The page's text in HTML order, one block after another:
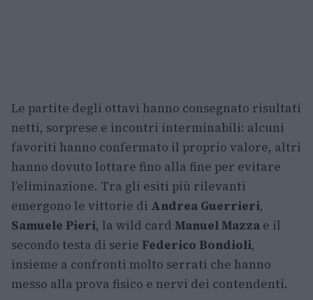
Le partite degli ottavi hanno consegnato risultati
netti, sorprese e incontri interminabili: alcuni
favoriti hanno confermato il proprio valore, altri
hanno dovuto lottare fino alla fine per evitare
l’eliminazione. Tra gli esiti più rilevanti
emergono le vittorie di Andrea Guerrieri,
Samuele Pieri, la wild card Manuel Mazza e il
secondo testa di serie Federico Bondioli,
insieme a confronti molto serrati che hanno
messo alla prova fisico e nervi dei contendenti.